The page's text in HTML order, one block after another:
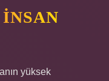
yüksek